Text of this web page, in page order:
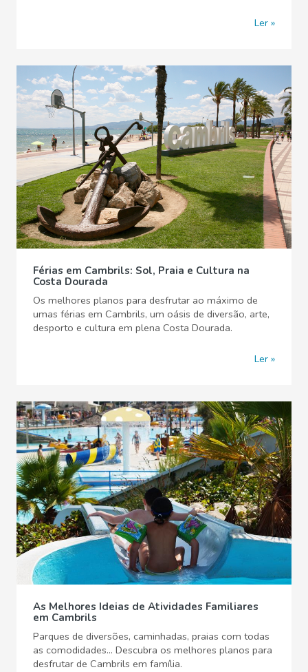
Ler
Férias em Cambrils: Sol, Praia e Cultura na
Costa Dourada
Os melhores planos para desfrutar ao máximo de
umas férias em Cambrils, um oásis de diversão, arte,
desporto e cultura em plena Costa Dourada.
Ler
As Melhores Ideias de Atividades Familiares
em Cambrils
Parques de diversões, caminhadas, praias com todas
as comodidades... Descubra os melhores planos para
desfrutar de Cambrils em família.